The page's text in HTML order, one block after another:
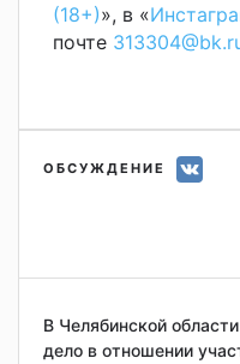
(18+)», в «
почте
ОБСУЖДЕНИЕ
В Челябинской
дело в отношении